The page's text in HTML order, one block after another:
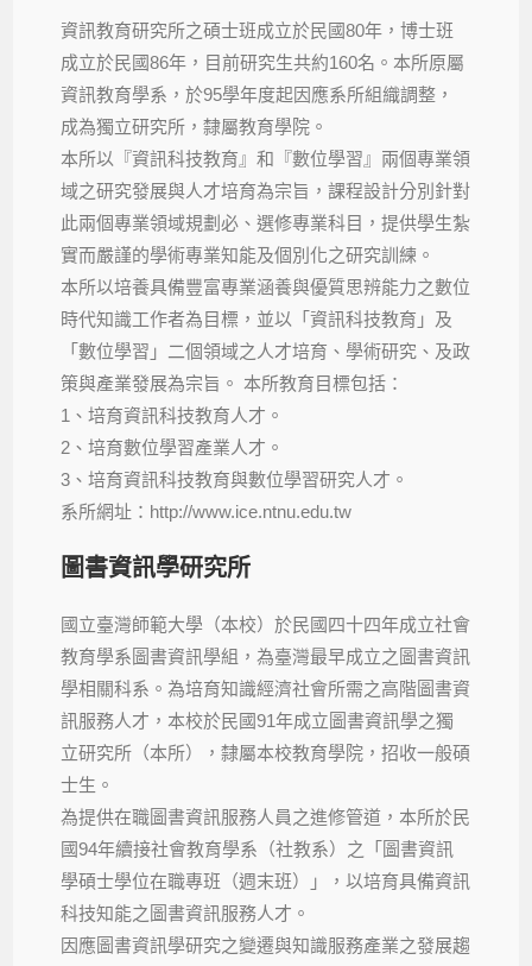
資訊教育研究所之碩士班成立於民國80年，博士班
成立於民國86年，目前研究生共約160名。本所原屬
資訊教育學系，於95學年度起因應系所組織調整，
成為獨立研究所，隸屬教育學院。
本所以『資訊科技教育』和『數位學習』兩個專業領
域之研究發展與人才培育為宗旨，課程設計分別針對
此兩個專業領域規劃必、選修專業科目，提供學生紮
實而嚴謹的學術專業知能及個別化之研究訓練。
本所以培養具備豐富專業涵養與優質思辨能力之數位
時代知識工作者為目標，並以「資訊科技教育」及
「數位學習」二個領域之人才培育、學術研究、及政
策與產業發展為宗旨。 本所教育目標包括：
1、培育資訊科技教育人才。
2、培育數位學習產業人才。
3、培育資訊科技教育與數位學習研究人才。
系所網址：http://www.ice.ntnu.edu.tw
圖書資訊學研究所
國立臺灣師範大學（本校）於民國四十四年成立社會
教育學系圖書資訊學組，為臺灣最早成立之圖書資訊
學相關科系。為培育知識經濟社會所需之高階圖書資
訊服務人才，本校於民國91年成立圖書資訊學之獨
立研究所（本所），隸屬本校教育學院，招收一般碩
士生。
為提供在職圖書資訊服務人員之進修管道，本所於民
國94年續接社會教育學系（社教系）之「圖書資訊
學碩士學位在職專班（週末班）」，以培育具備資訊
科技知能之圖書資訊服務人才。
因應圖書資訊學研究之變遷與知識服務產業之發展趨